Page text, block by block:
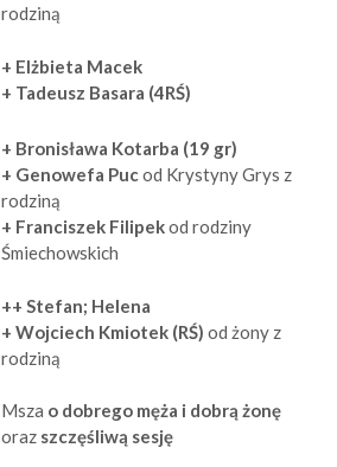
rodziną
+ Elżbieta Macek
+ Tadeusz Basara (4RŚ)
+ Bronisława Kotarba (19 gr)
+ Genowefa Pucod Krystyny Grys z
rodziną
+ Franciszek Filipekod rodziny
Śmiechowskich
++ Stefan; Helena
+ Wojciech Kmiotek (RŚ) od żony z
rodziną
Msza o dobrego męża i dobrą żonę
oraz szczęśliwą sesję